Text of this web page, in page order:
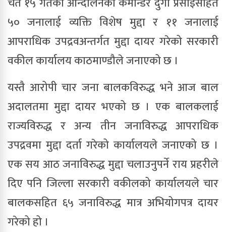
५० जनालाई व्यक्ति विशेष मुद्दा र ११ जनालाई
आपराधिक उपद्रवअन्तर्गत मुद्दा दायर गरेको सरकारी
वकील कार्यालय काठमाण्डौले जनाएको छ ।
यस्तै आरोपी चार जना बालकविरुद्ध भने आज बाल
अदालतमा मुद्दा दायर भएको छ । एक बालकलाई
राज्यविरुद्ध र अन्य तीन जनाविरुद्ध आपराधिक
उपद्रवमा मुद्दा दर्ता गरेको कार्यालयले जनाएको छ ।
एक सय आठ जनाविरुद्ध मुद्दा चलाउनुपर्ने राय प्रहरीले
दिए पनि जिल्ला सरकारी वकीलको कार्यालयले चार
बालकसहित ६५ जनाविरुद्ध मात्र अभियोगपत्र दायर
गरेको हो ।